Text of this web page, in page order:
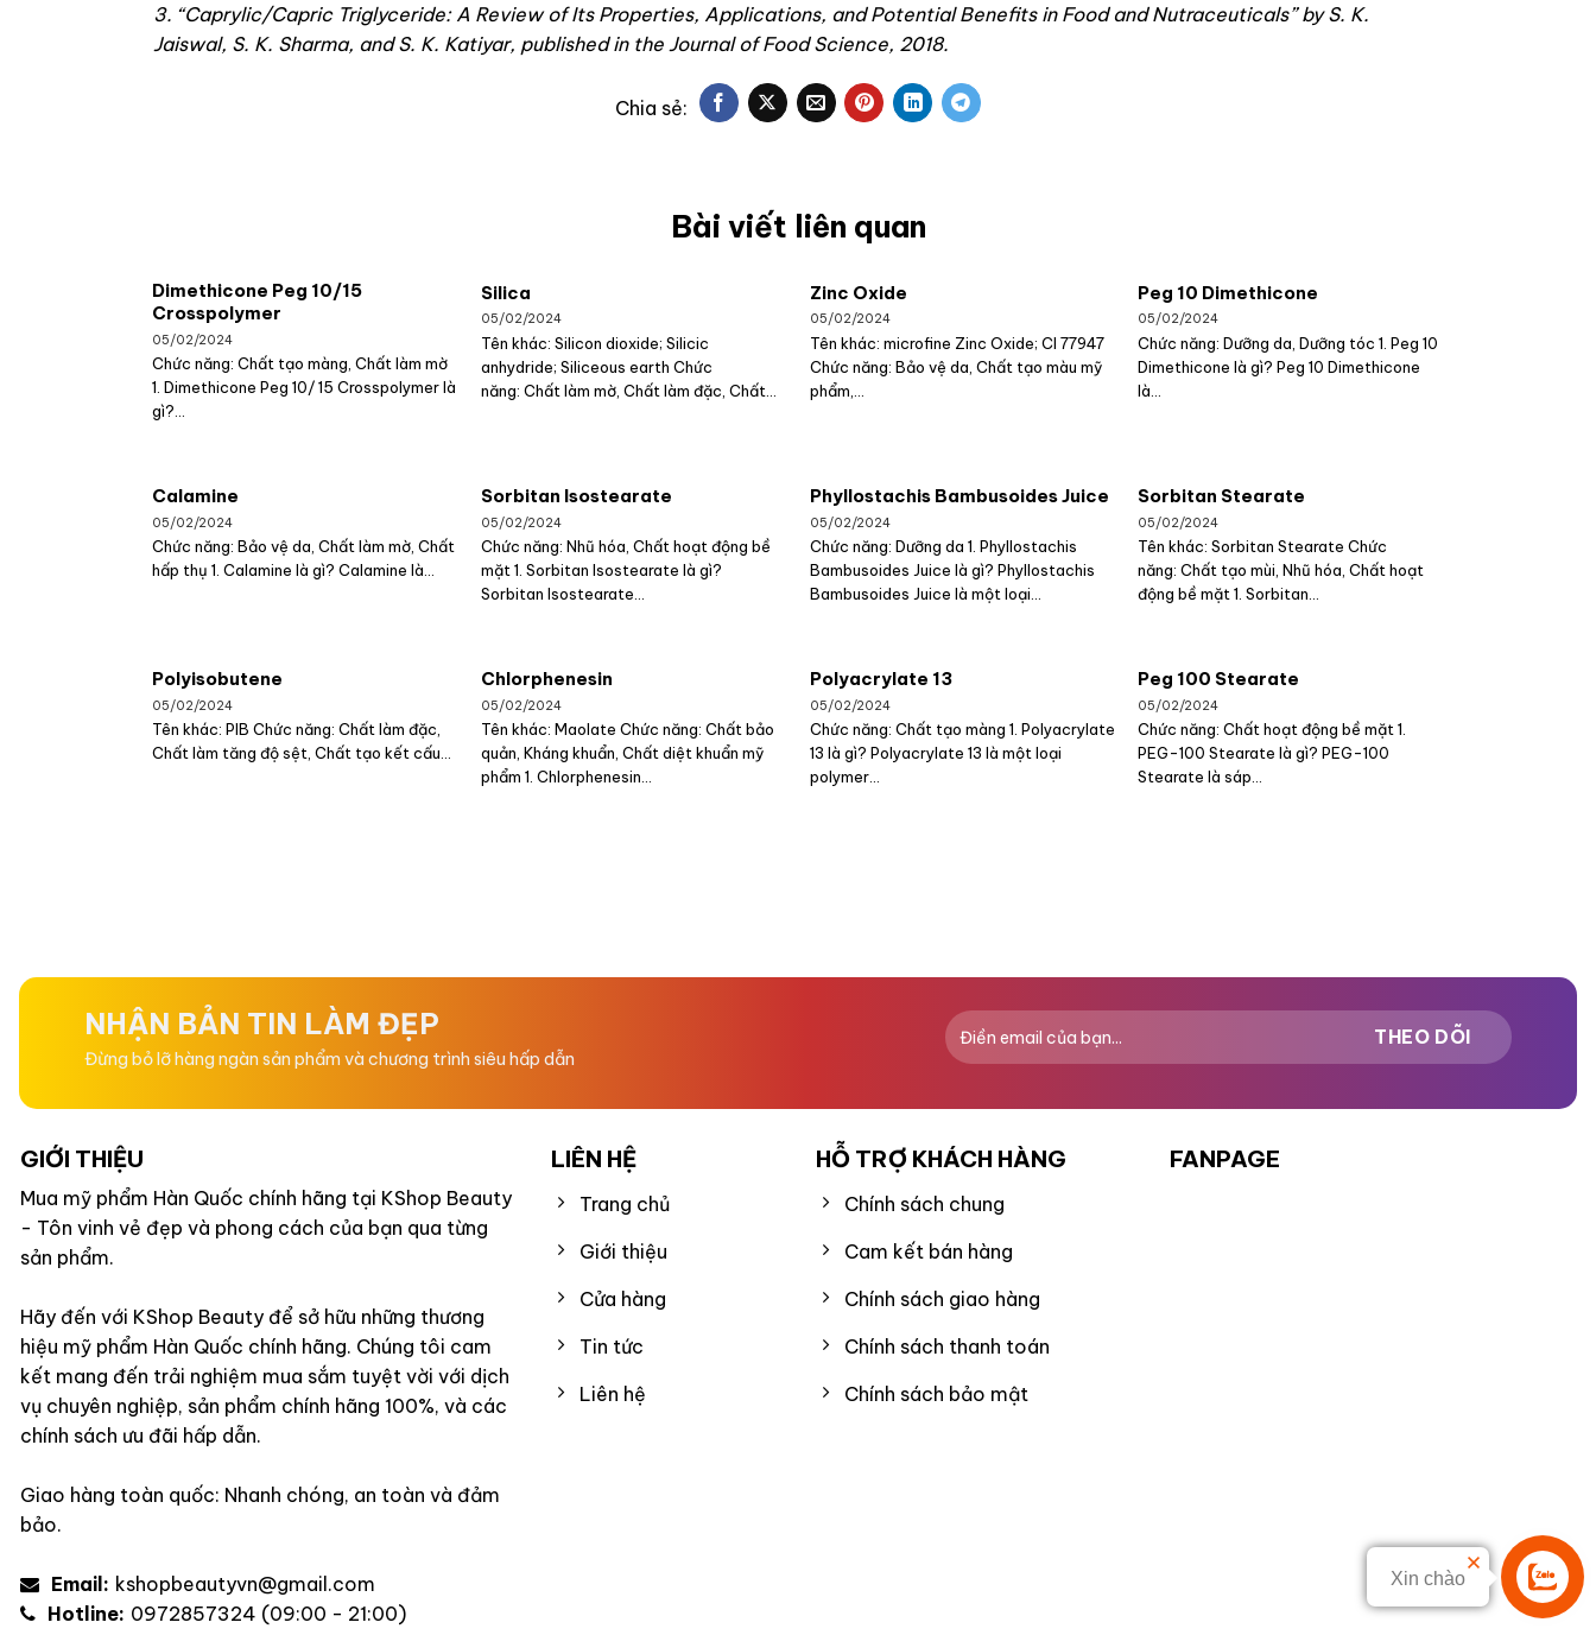
3. “Caprylic/Capric Triglyceride: A Review of Its Properties, Applications, and Potential Benefits in Food and Nutraceuticals” by S. K.
Jaiswal, S. K. Sharma, and S. K. Katiyar, published in the Journal of Food Science, 2018.
Bài viết liên quan
Dimethicone Peg 10/15
Crosspolymer
05/02/2024
Chức năng: Chất tạo màng, Chất làm mờ
1. Dimethicone Peg 10/ 15 Crosspolymer là
gì?...
Silica
05/02/2024
Tên khác: Silicon dioxide; Silicic
anhydride; Siliceous earth Chức
năng: Chất làm mờ, Chất làm đặc, Chất...
Zinc Oxide
05/02/2024
Tên khác: microfine Zinc Oxide; CI 77947
Chức năng: Bảo vệ da, Chất tạo màu mỹ
phẩm,...
Peg 10 Dimethicone
05/02/2024
Chức năng: Dưỡng da, Dưỡng tóc 1. Peg 10
Dimethicone là gì? Peg 10 Dimethicone
là...
Calamine
05/02/2024
Chức năng: Bảo vệ da, Chất làm mờ, Chất
hấp thụ 1. Calamine là gì? Calamine là...
Sorbitan Isostearate
05/02/2024
Chức năng: Nhũ hóa, Chất hoạt động bề
mặt 1. Sorbitan Isostearate là gì?
Sorbitan Isostearate...
Phyllostachis Bambusoides Juice
05/02/2024
Chức năng: Dưỡng da 1. Phyllostachis
Bambusoides Juice là gì? Phyllostachis
Bambusoides Juice là một loại...
Sorbitan Stearate
05/02/2024
Tên khác: Sorbitan Stearate Chức
năng: Chất tạo mùi, Nhũ hóa, Chất hoạt
động bề mặt 1. Sorbitan...
Polyisobutene
05/02/2024
Tên khác: PIB Chức năng: Chất làm đặc,
Chất làm tăng độ sệt, Chất tạo kết cấu...
Chlorphenesin
05/02/2024
Tên khác: Maolate Chức năng: Chất bảo
quản, Kháng khuẩn, Chất diệt khuẩn mỹ
phẩm 1. Chlorphenesin...
Polyacrylate 13
05/02/2024
Chức năng: Chất tạo màng 1. Polyacrylate
13 là gì? Polyacrylate 13 là một loại
polymer...
Peg 100 Stearate
05/02/2024
Chức năng: Chất hoạt động bề mặt 1.
PEG-100 Stearate là gì? PEG-100
Stearate là sáp...
Liên hệ
Xin chào
NHẬN BẢN TIN LÀM ĐẸP
Đừng bỏ lỡ hàng ngàn sản phẩm và chương trình siêu hấp dẫn
GIỚI THIỆU
Mua mỹ phẩm Hàn Quốc chính hãng tại KShop Beauty
- Tôn vinh vẻ đẹp và phong cách của bạn qua từng
sản phẩm.
Hãy đến với KShop Beauty để sở hữu những thương
hiệu mỹ phẩm Hàn Quốc chính hãng. Chúng tôi cam
kết mang đến trải nghiệm mua sắm tuyệt vời với dịch
vụ chuyên nghiệp, sản phẩm chính hãng 100%, và các
chính sách ưu đãi hấp dẫn.
Giao hàng toàn quốc: Nhanh chóng, an toàn và đảm
bảo.
Email: kshopbeautyvn@gmail.com
Hotline: 0972857324 (09:00 - 21:00)
LIÊN HỆ
Trang chủ
Giới thiệu
Cửa hàng
Tin tức
Liên hệ
HỖ TRỢ KHÁCH HÀNG
Chính sách chung
Cam kết bán hàng
Chính sách giao hàng
Chính sách thanh toán
Chính sách bảo mật
FANPAGE